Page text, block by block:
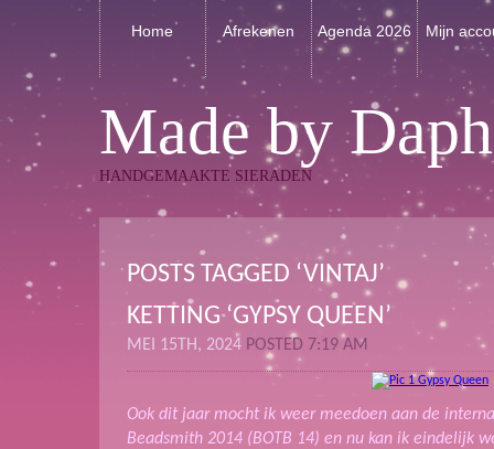
Home Afrekenen Agenda 2026 Mijn
Made by
HANDGEMAAKTE SIERADEN
POSTS TAGGED ‘VINTAJ’
KETTING ‘GYPSY QUEEN’
MEI 15TH, 2024 POSTED 7:19 AM
Ook dit jaar mocht ik weer meedoen aan de
Beadsmith 2014 (BOTB 14) en nu kan ik eindelijk